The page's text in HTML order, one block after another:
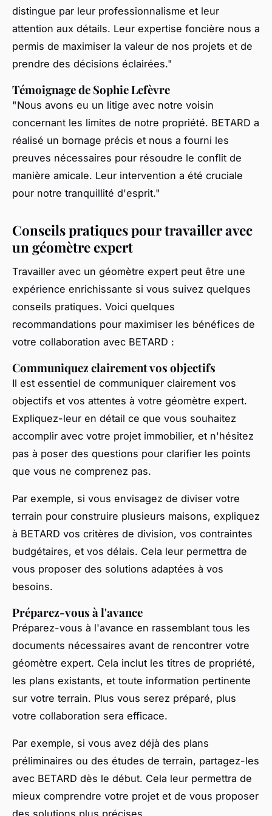
distingue par leur professionnalisme et leur
attention aux détails. Leur expertise foncière nous a
permis de maximiser la valeur de nos projets et de
prendre des décisions éclairées."
Témoignage de Sophie Lefèvre
"Nous avons eu un litige avec notre voisin
concernant les limites de notre propriété. BETARD a
réalisé un bornage précis et nous a fourni les
preuves nécessaires pour résoudre le conflit de
manière amicale. Leur intervention a été cruciale
pour notre tranquillité d'esprit."
Conseils pratiques pour travailler avec
un géomètre expert
Travailler avec un géomètre expert peut être une
expérience enrichissante si vous suivez quelques
conseils pratiques. Voici quelques
recommandations pour maximiser les bénéfices de
votre collaboration avec BETARD :
Communiquez clairement vos objectifs
Il est essentiel de communiquer clairement vos
objectifs et vos attentes à votre géomètre expert.
Expliquez-leur en détail ce que vous souhaitez
accomplir avec votre projet immobilier, et n'hésitez
pas à poser des questions pour clarifier les points
que vous ne comprenez pas.
Par exemple, si vous envisagez de diviser votre
terrain pour construire plusieurs maisons, expliquez
à BETARD vos critères de division, vos contraintes
budgétaires, et vos délais. Cela leur permettra de
vous proposer des solutions adaptées à vos
besoins.
Préparez-vous à l'avance
Préparez-vous à l'avance en rassemblant tous les
documents nécessaires avant de rencontrer votre
géomètre expert. Cela inclut les titres de propriété,
les plans existants, et toute information pertinente
sur votre terrain. Plus vous serez préparé, plus
votre collaboration sera efficace.
Par exemple, si vous avez déjà des plans
préliminaires ou des études de terrain, partagez-les
avec BETARD dès le début. Cela leur permettra de
mieux comprendre votre projet et de vous proposer